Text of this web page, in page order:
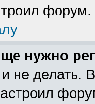
форум.
нужно
не делать.